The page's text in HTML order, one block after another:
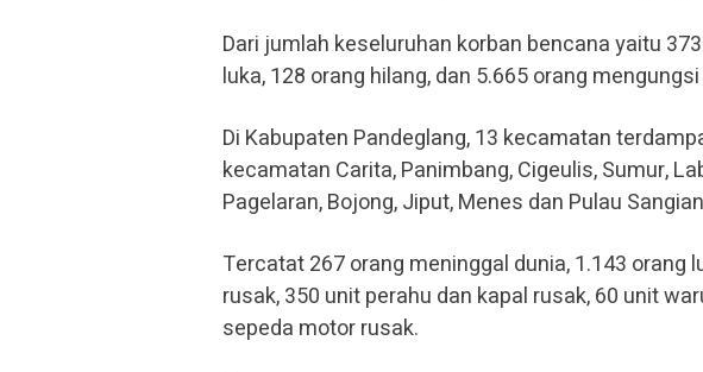
Dari jumlah keseluruhan korban bencana yaitu
luka, 128 orang hilang, dan 5.665 orang
Di Kabupaten Pandeglang, 13 kecamatan
kecamatan Carita, Panimbang, Cigeulis, Sumur,
Pagelaran, Bojong, Jiput, Menes dan Pulau
Tercatat 267 orang meninggal dunia, 1.143 orang
rusak, 350 unit perahu dan kapal rusak, 60 unit
sepeda motor rusak.